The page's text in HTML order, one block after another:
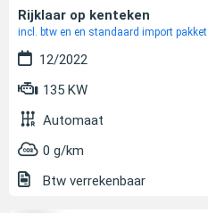
Rijklaar op kenteken
incl. btw en en standaard import pakket
12/2022
135 KW
Automaat
0 g/km
Btw verrekenbaar